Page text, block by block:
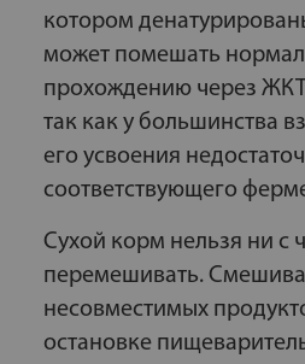
котором
может помешать
прохождению через
так как у большинства
его усвоения
соответствующего
Сухой корм нельзя ни с
перемешивать.
несовместимых
остановке